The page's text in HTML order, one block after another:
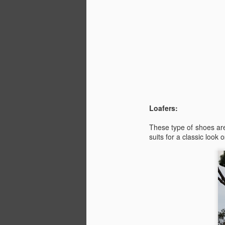
Loafers:
These type of shoes
suits for a classic look